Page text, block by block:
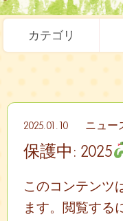
カテゴリ
2025.01.10 ニュー
保護中: 2025
このコンテンツ
ます。閲覧する